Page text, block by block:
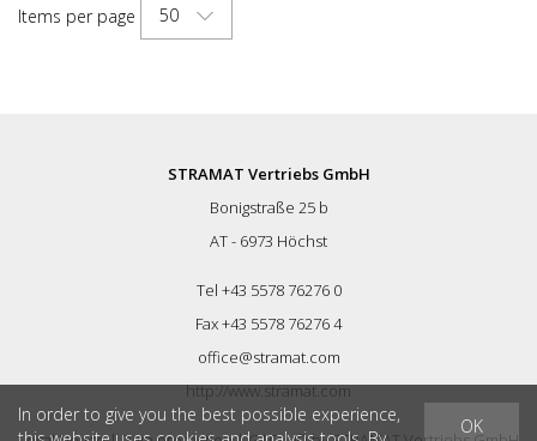
Items per page 50
STRAMAT Vertriebs GmbH
Bonigstraße 25 b
AT - 6973 Höchst
Tel +43 5578 76276 0
Fax +43 5578 76276 4
office@stramat.com
http://www.stramat.com
OK
In order to give you the best possible experience,